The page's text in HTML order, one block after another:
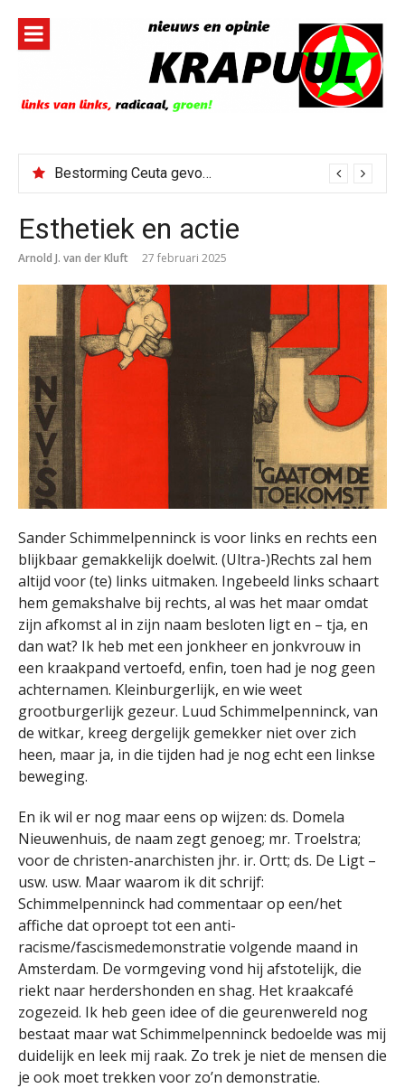
inhoud
Bestorming Ceuta gevolg van op sociale media verspreide hoax?
Esthetiek en actie
Arnold J. van der Kluft 27 februari 2025
Sander Schimmelpenninck is voor links en rechts een
blijkbaar gemakkelijk doelwit. (Ultra-)Rechts zal hem
altijd voor (te) links uitmaken. Ingebeeld links schaart
hem gemakshalve bij rechts, al was het maar omdat
zijn afkomst al in zijn naam besloten ligt en – tja, en
dan wat? Ik heb met een jonkheer en jonkvrouw in
een kraakpand vertoefd, enfin, toen had je nog geen
achternamen. Kleinburgerlijk, en wie weet
grootburgerlijk gezeur. Luud Schimmelpenninck, van
de witkar, kreeg dergelijk gemekker niet over zich
heen, maar ja, in die tijden had je nog echt een linkse
beweging.
En ik wil er nog maar eens op wijzen: ds. Domela
Nieuwenhuis, de naam zegt genoeg; mr. Troelstra;
voor de christen-anarchisten jhr. ir. Ortt; ds. De Ligt –
usw. usw. Maar waarom ik dit schrijf:
Schimmelpenninck had commentaar op een/het
affiche dat oproept tot een anti-
racisme/fascismedemonstratie volgende maand in
Amsterdam. De vormgeving vond hij afstotelijk, die
riekt naar herdershonden en shag. Het kraakcafé
zogezeid. Ik heb geen idee of die geurenwereld nog
bestaat maar wat Schimmelpenninck bedoelde was mij
duidelijk en leek mij raak. Zo trek je niet de mensen die
je ook moet trekken voor zo’n demonstratie.